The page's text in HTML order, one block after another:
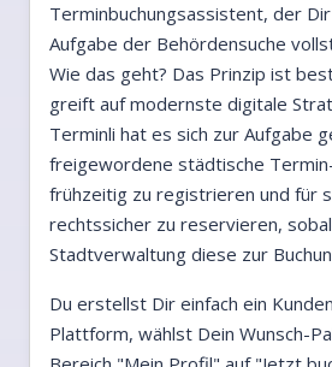
Terminbuchungsassistent, der
Aufgabe der Behördensuche
Wie das geht? Das Prinzip ist
greift auf modernste digitale
Terminli hat es sich zur Aufgabe
freigewordene städtische
frühzeitig zu registrieren und für
rechtssicher zu reservieren,
Stadtverwaltung diese zur
Du erstellst Dir einfach ein
Plattform, wählst Dein Wunsch-